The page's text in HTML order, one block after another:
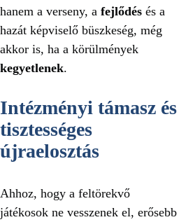
hanem a verseny, a fejlődés és a
hazát képviselő büszkeség, még
akkor is, ha a körülmények
kegyetlenek.
Intézményi támasz és
tisztességes
újraelosztás
Ahhoz, hogy a feltörekvő
játékosok ne vesszenek el, erősebb